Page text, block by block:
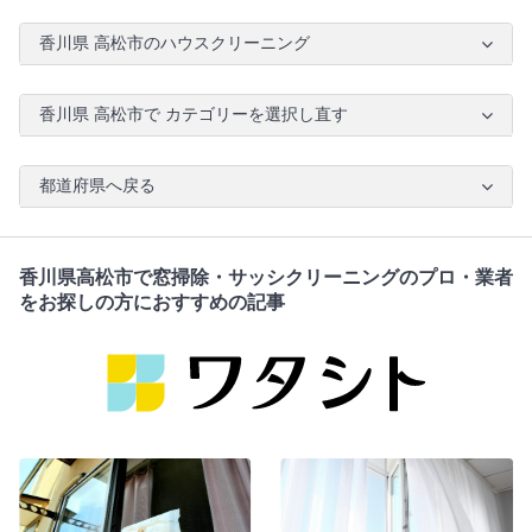
香川県 高松市のハウスクリーニング
香川県 高松市で カテゴリーを選択し直す
都道府県へ戻る
香川県高松市で窓掃除・サッシクリーニングのプロ・業者
をお探しの方におすすめの記事